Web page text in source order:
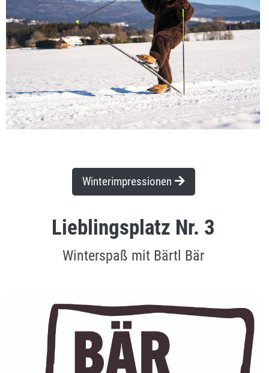
Winterimpressionen
Lieblingsplatz Nr. 3
Winterspaß mit Bärtl Bär